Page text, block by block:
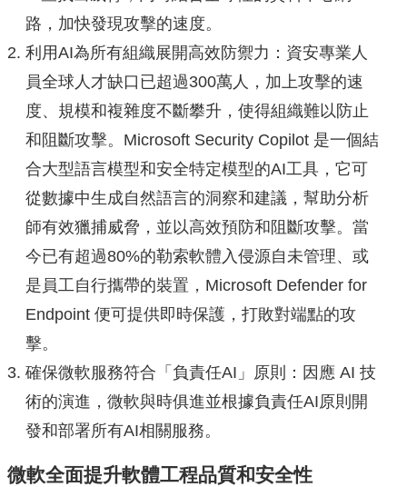
路，加快發現攻擊的速度。
利用AI為所有組織展開高效防禦力：資安專業人
員全球人才缺口已超過300萬人，加上攻擊的速
度、規模和複雜度不斷攀升，使得組織難以防止
和阻斷攻擊。Microsoft Security Copilot 是一個結
合大型語言模型和安全特定模型的AI工具，它可
從數據中生成自然語言的洞察和建議，幫助分析
師有效獵捕威脅，並以高效預防和阻斷攻擊。當
今已有超過80%的勒索軟體入侵源自未管理、或
是員工自行攜帶的裝置，Microsoft Defender for
Endpoint 便可提供即時保護，打敗對端點的攻
擊。
確保微軟服務符合「負責任AI」原則：因應 AI 技
術的演進，微軟與時俱進並根據負責任AI原則開
發和部署所有AI相關服務。
微軟全面提升軟體工程品質和安全性